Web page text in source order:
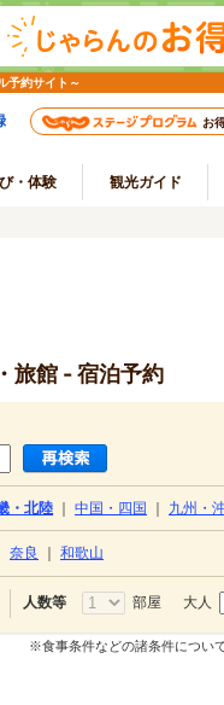
予約サイト～
お
・体験 観光ガイド
旅館 - 宿泊予約
・北陸 中国・四国 九州・
奈良 和歌山
人数等 部屋 大人
※食事条件などの諸条件につい